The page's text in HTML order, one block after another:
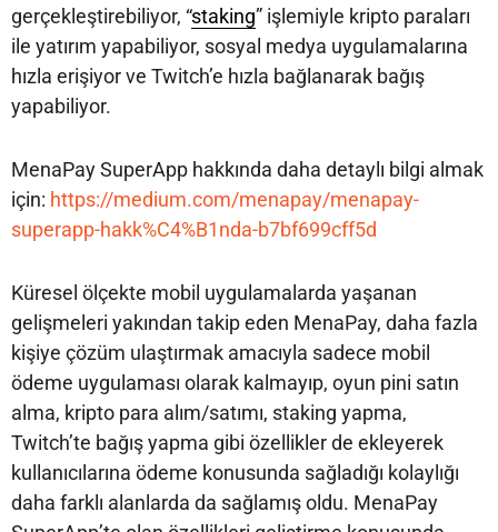
gerçekleştirebiliyor, “staking” işlemiyle kripto paraları
ile yatırım yapabiliyor, sosyal medya uygulamalarına
hızla erişiyor ve Twitch’e hızla bağlanarak bağış
yapabiliyor.
MenaPay SuperApp hakkında daha detaylı bilgi almak
için: https://medium.com/menapay/menapay-
superapp-hakk%C4%B1nda-b7bf699cff5d
Küresel ölçekte mobil uygulamalarda yaşanan
gelişmeleri yakından takip eden MenaPay, daha fazla
kişiye çözüm ulaştırmak amacıyla sadece mobil
ödeme uygulaması olarak kalmayıp, oyun pini satın
alma, kripto para alım/satımı, staking yapma,
Twitch’te bağış yapma gibi özellikler de ekleyerek
kullanıcılarına ödeme konusunda sağladığı kolaylığı
daha farklı alanlarda da sağlamış oldu. MenaPay